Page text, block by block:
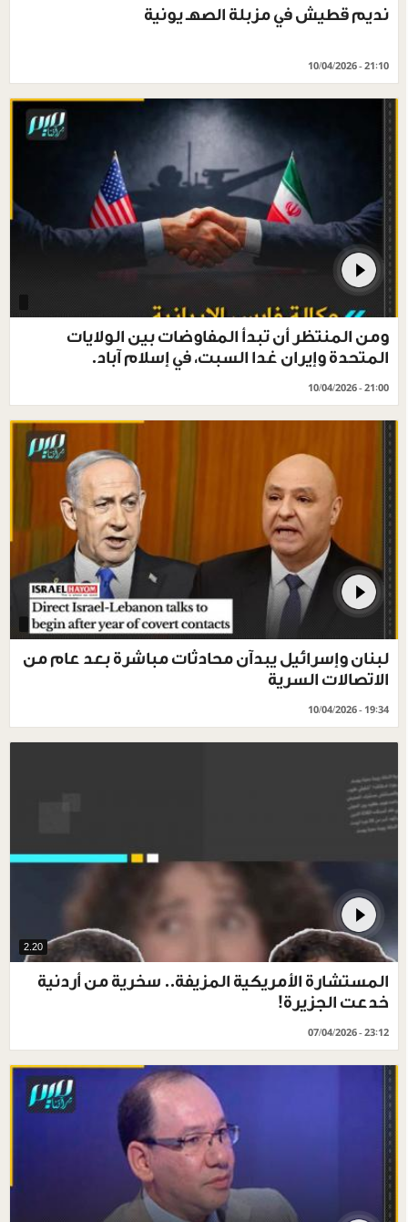
نديم قطيش في مزبلة الصهـ يونية
10/04/2026 - 21:10
ومن المنتظر أن تبدأ المفاوضات بين الولايات
المتحدة وإيران غدا السبت، في إسلام آباد.
10/04/2026 - 21:00
لبنان وإسرائيل يبدآن محادثات مباشرة بعد عام من
الاتصالات السرية
10/04/2026 - 19:34
2.20
المستشارة الأمريكية المزيفة.. سخرية من أردنية
خدعت الجزيرة!
07/04/2026 - 23:12